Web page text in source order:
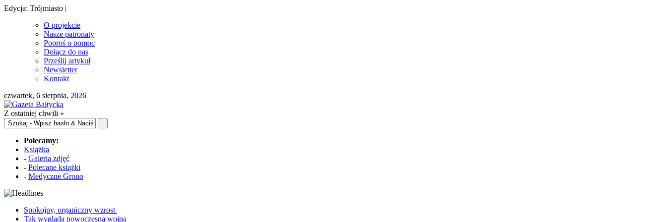
Edycja: Trójmiasto |
O projekcie
Nasze patronaty
Poproś o pomoc
Dołącz do nas
Prześlij artykuł
Newsletter
Kontakt
czwartek, 6 sierpnia, 2026
Z ostatniej chwili »
Polecamy:
Książka
- Galeria zdjęć
- Polecane książki
- Medyczne Grono
Spokojny, organiczny wzrost
Tak wygląda nowoczesna wojna